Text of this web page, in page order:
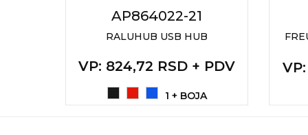
AP864022-21
RALUHUB USB HUB
VP: 824,72 RSD + PDV
1 + BOJA
VP